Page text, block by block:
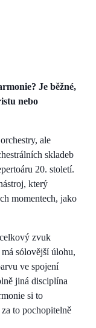
Je běžné,
nebo
ale
skladeb
20. století.
který
momentech, jako
zvuk
sólovější úlohu,
ve spojení
jiná disciplína
si to
to pochopitelně